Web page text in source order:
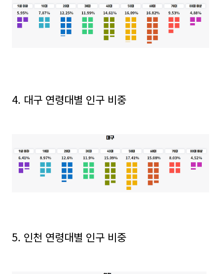
4. 대구 연령대별 인구 비중
5. 인천 연령대별 인구 비중